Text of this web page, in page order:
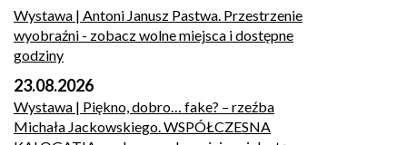
Wystawa | Antoni Janusz Pastwa. Przestrzenie
wyobraźni - zobacz wolne miejsca i dostępne
godziny
23.08.2026
Wystawa | Piękno, dobro… fake? – rzeźba
Michała Jackowskiego. WSPÓŁCZESNA